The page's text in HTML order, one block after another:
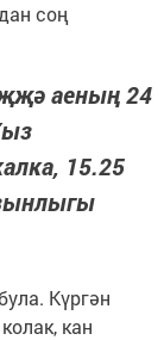
соң
аеның 24
15.25
Күргән
кан